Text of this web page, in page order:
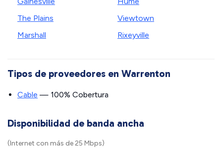
The Plains
Marshall
Viewtown
Rixeyville
Tipos de proveedores en Warrenton
Cable — 100% Cobertura
Disponibilidad de banda ancha
(Internet con más de 25 Mbps)